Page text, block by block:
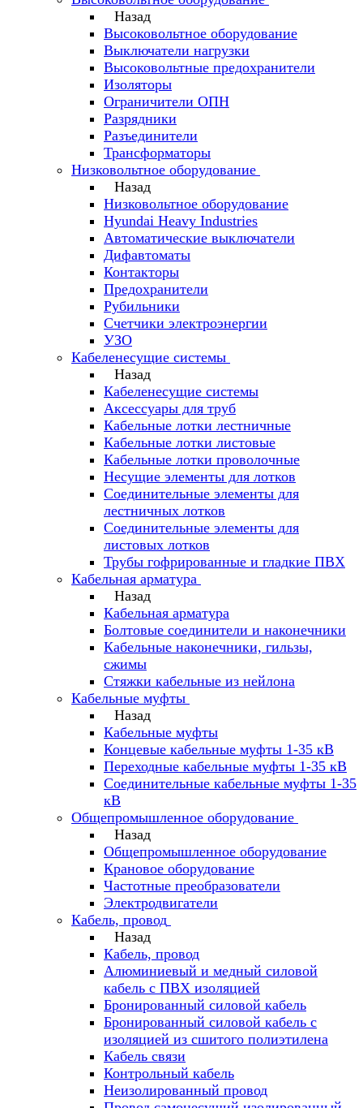
Назад
Высоковольтное оборудование
Выключатели нагрузки
Высоковольтные предохранители
Изоляторы
Ограничители ОПН
Разрядники
Разъединители
Трансформаторы
Низковольтное оборудование
Назад
Низковольтное оборудование
Hyundai Heavy Industries
Автоматические выключатели
Дифавтоматы
Контакторы
Предохранители
Рубильники
Счетчики электроэнергии
УЗО
Кабеленесущие системы
Назад
Кабеленесущие системы
Аксессуары для труб
Кабельные лотки лестничные
Кабельные лотки листовые
Кабельные лотки проволочные
Несущие элементы для лотков
Соединительные элементы для
лестничных лотков
Соединительные элементы для
листовых лотков
Трубы гофрированные и гладкие ПВХ
Кабельная арматура
Назад
Кабельная арматура
Болтовые соединители и наконечники
Кабельные наконечники, гильзы,
сжимы
Стяжки кабельные из нейлона
Кабельные муфты
Назад
Кабельные муфты
Концевые кабельные муфты 1-35 кВ
Переходные кабельные муфты 1-35 кВ
Соединительные кабельные муфты 1-35
кВ
Общепромышленное оборудование
Назад
Общепромышленное оборудование
Крановое оборудование
Частотные преобразователи
Электродвигатели
Кабель, провод
Назад
Кабель, провод
Алюминиевый и медный силовой
кабель с ПВХ изоляцией
Бронированный силовой кабель
Бронированный силовой кабель с
изоляцией из сшитого полиэтилена
Кабель связи
Контрольный кабель
Неизолированный провод